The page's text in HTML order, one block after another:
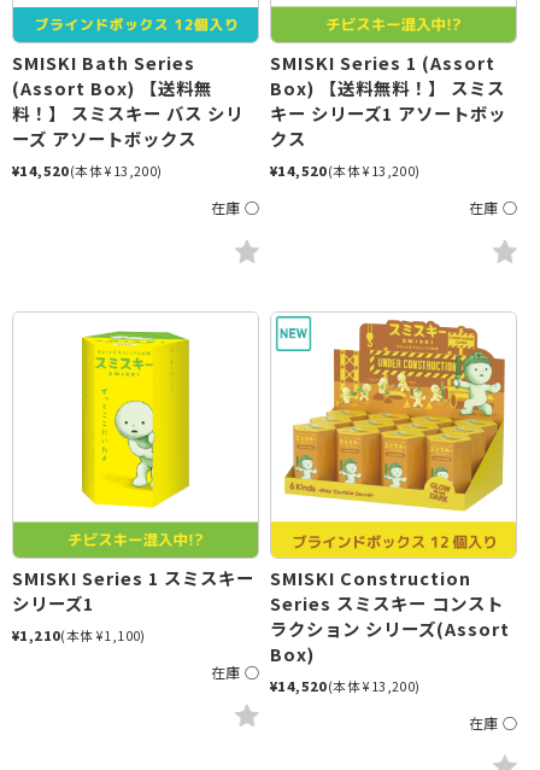
SMISKI Bath Series
(Assort Box) 【送料無
料！】 スミスキー バス シリ
ーズ アソートボックス
¥14,520(本体 ¥13,200)
在庫 ○
SMISKI Series 1 (Assort
Box) 【送料無料！】 スミス
キー シリーズ1 アソートボッ
クス
¥14,520(本体 ¥13,200)
在庫 ○
SMISKI Series 1 スミスキー
シリーズ1
¥1,210(本体 ¥1,100)
在庫 ○
SMISKI Construction
Series スミスキー コンスト
ラクション シリーズ(Assort
Box)
¥14,520(本体 ¥13,200)
在庫 ○